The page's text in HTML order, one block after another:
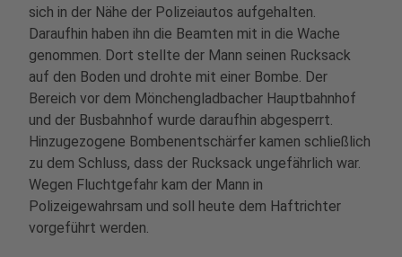
sich in der Nähe der Polizeiautos aufgehalten.
Daraufhin haben ihn die Beamten mit in die Wache
genommen. Dort stellte der Mann seinen Rucksack
auf den Boden und drohte mit einer Bombe. Der
Bereich vor dem Mönchengladbacher Hauptbahnhof
und der Busbahnhof wurde daraufhin abgesperrt.
Hinzugezogene Bombenentschärfer kamen schließlich
zu dem Schluss, dass der Rucksack ungefährlich war.
Wegen Fluchtgefahr kam der Mann in
Polizeigewahrsam und soll heute dem Haftrichter
vorgeführt werden.